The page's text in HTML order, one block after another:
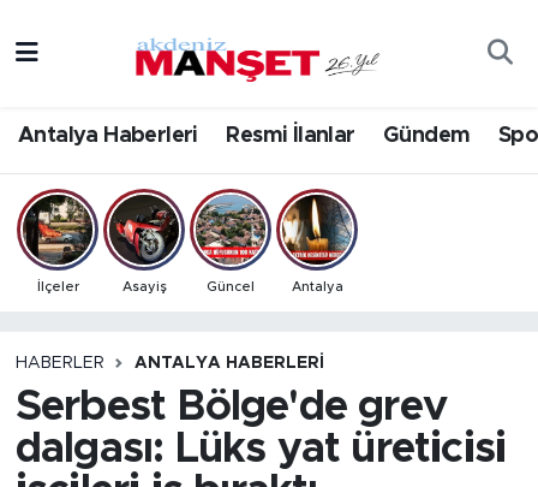
Antalya Haberleri Resmi İlanlar Gündem
İlçeler Asayiş Güncel Antalya
HABERLER ANTALYA HABERLERI
Serbest Bölge'de grev
dalgası: Lüks yat üreticisi
Bilim & Teknoloji
Eğitim
Ekonomi
Gündem
İlçeler
Antalya Hava Durumu
Antalya Namaz Vakitleri
Antalya Trafik Yoğunluk Haritası
Tüm Manşetler
Son Dakika Haberleri